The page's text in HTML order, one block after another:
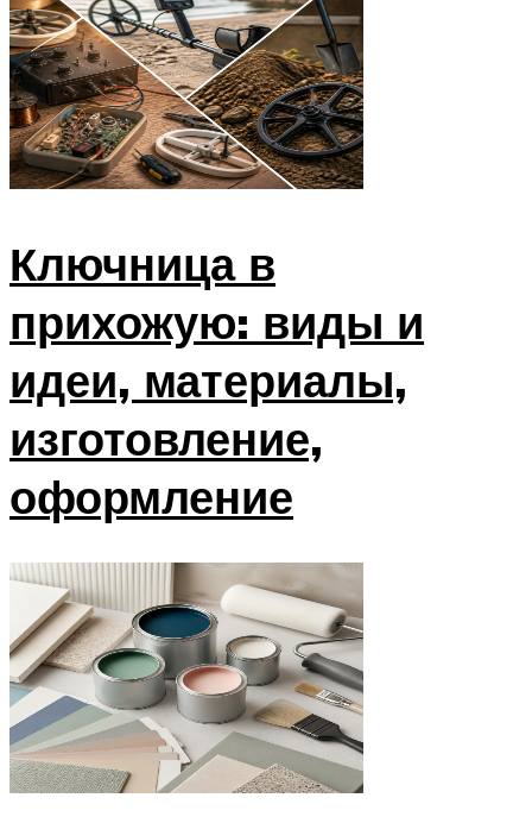
Ключница в
прихожую: виды и
идеи, материалы,
изготовление,
оформление